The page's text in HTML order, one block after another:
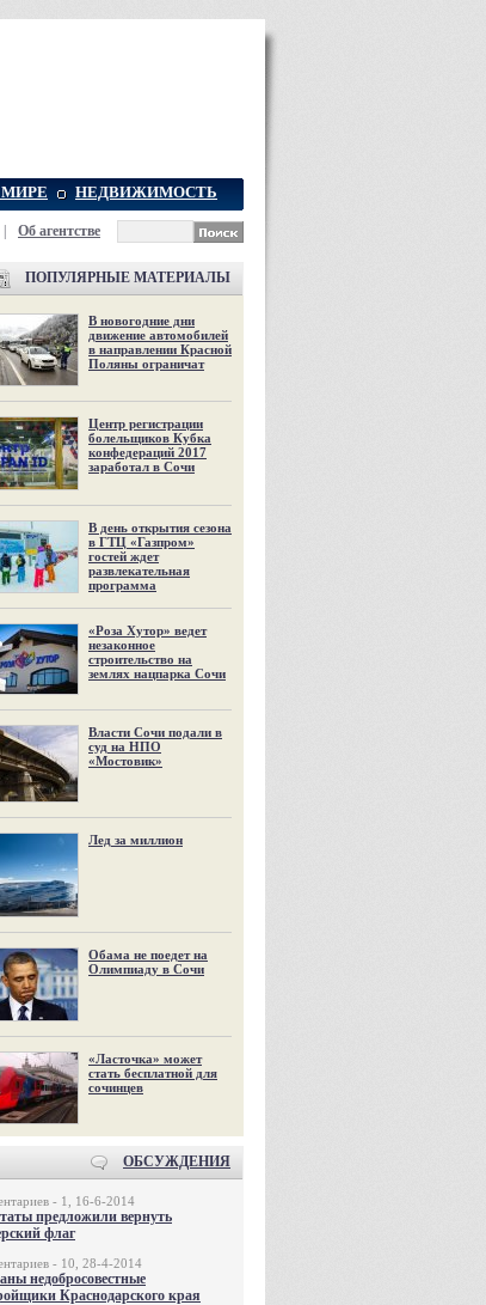
МИРЕ НЕДВИЖИМОСТЬ
Об агентстве
ПОПУЛЯРНЫЕ МАТЕРИАЛЫ
В новогодние дни
движение автомобилей
в направлении Красной
Поляны ограничат
Центр регистрации
болельщиков Кубка
конфедераций 2017
заработал в Сочи
В день открытия сезона
в ГТЦ «Газпром»
гостей ждет
развлекательная
программа
«Роза Хутор» ведет
незаконное
строительство на
землях нацпарка Сочи
Власти Сочи подали в
суд на НПО
«Мостовик»
Лед за миллион
Обама не поедет на
Олимпиаду в Сочи
«Ласточка» может
стать бесплатной для
сочинцев
ОБСУЖДЕНИЯ
- 1, 16-6-2014
предложили вернуть
флаг
- 10, 28-4-2014
недобросовестные
Краснодарского края